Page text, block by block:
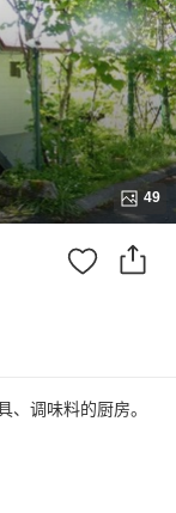
49
、调味料的厨房。